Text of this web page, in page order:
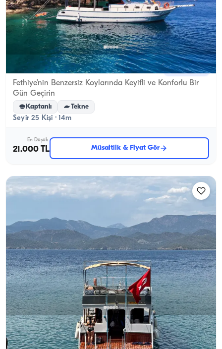
Fethiye, Muğla Yeni tekne
Fethiye’nin Benzersiz Koylarında Keyifli ve Konforlu Bir
Gün Geçirin
Kaptanlı Tekne
Seyir 25 Kişi · 14m
En Düşük
21.000 TL Müsaitlik & Fiyat Gör
Fethiye, Muğla Yeni tekne
Fethiye'de Evlilik Teklifleri ve Özel Anlar İçin Lüks Günlük